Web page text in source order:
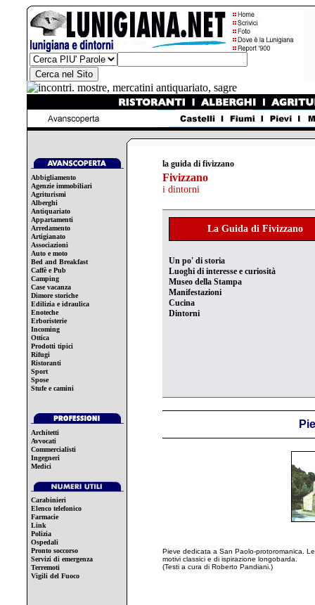
Abbigliamento
Agenzie immobiliari
Agriturismi
Alberghi
Antiquariato
Appartamenti
Arredamento
Artigianato
Associazioni
Auto e moto
Bed and Breakfast
Caffè e Pub
Camping
Case vacanza
Dimore storiche
Edilizia e idraulica
Enoteche
Erboristerie
Incoming
Ottica
Prodotti tipici
Rifugi
Ristoranti
Sport
Spose
Stufe e camini
Architetti
Avvocati
Commercialisti
Ingegneri
Medici
Carabinieri
Elenco telefonico
Farmacie
Link
Polizia
Ospedali
Pronto soccorso
Servizi di emergenza
Terremoti
Vigili del Fuoco
la guida di fivizzano
Fivizzano
i dintorni
La Guida di Fivizzano
Un po' di storia
Luoghi di interesse e curiosità
Museo della Stampa
Manifestazioni
Cucina
Dintorni
Pieve dedicata a San Paolo-protoromanica.
motivi classici e di ispirazione longobarda.
(Testi a cura di Roberto Pandiani.)